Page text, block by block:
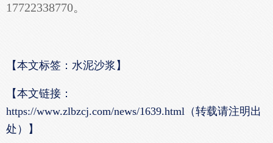
17722338770。
【本文标签：水泥沙浆】
【本文链接：
https://www.zlbzcj.com/news/1639.html（转载请注明出
处）】